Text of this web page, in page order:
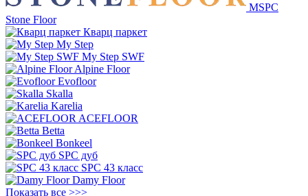
MSPC
Stone Floor
Кварц паркет
My Step
My Step SWF
Alpine Floor
Evofloor
Skalla
Karelia
ACEFLOOR
Betta
Bonkeel
SPC дуб
SPC 43 класс
Damy Floor
Показать все >>>